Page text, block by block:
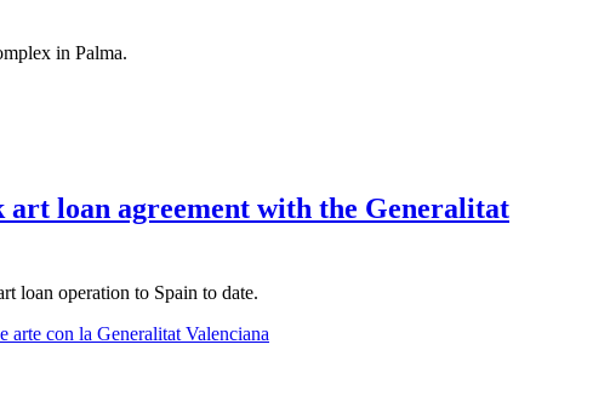
in Palma.
art loan agreement with the Generalitat
loan operation to Spain to date.
arte con la Generalitat Valenciana